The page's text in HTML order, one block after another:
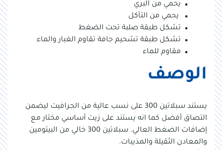
يحمي من البري
يحمي من التآكل
تشكل طبقة صلبة تحت الضغط
تشكل طبقة تشحيم جافة تقاوم الغبار والماء
مقاوم للماء
الوصف
يستند سبلاتين 300 على نسب عالية من الجرافيت ليضمن
التصاق أفضل كما انه يستند على زيت أساسي مختار مع
إضافات الضغط العالي. سبلاتين 300 خالي من البيتومين
والمعادن الثقيلة والمذيبات.